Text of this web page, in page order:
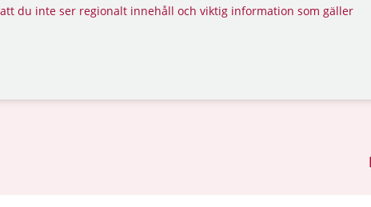
du inte ser regionalt innehåll och viktig information som gäller